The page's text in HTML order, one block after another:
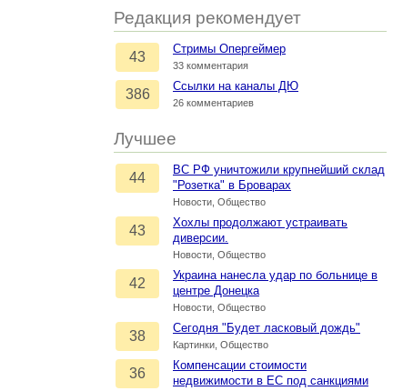
Редакция рекомендует
43
Стримы Опергеймер
33 комментария
386
Ссылки на каналы ДЮ
26 комментариев
Лучшее
44
ВС РФ уничтожили крупнейший склад
"Розетка" в Броварах
Новости, Общество
43
Хохлы продолжают устраивать
диверсии.
Новости, Общество
42
Украина нанесла удар по больнице в
центре Донецка
Новости, Общество
38
Сегодня "Будет ласковый дождь"
Картинки, Общество
36
Компенсации стоимости
недвижимости в ЕС под санкциями